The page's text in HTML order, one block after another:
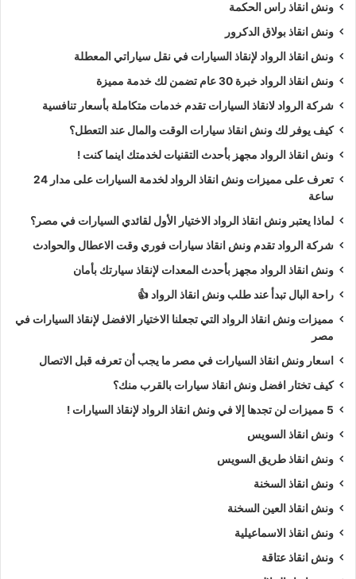
ونش انقاذ راس الحكمة
ونش انقاذ بولاق الدكرور
ونش انقاذ الرواد لإنقاذ السيارات في نقل سياراتي المعطلة
ونش انقاذ الرواد خبرة 30 عام تضمن لك خدمة مميزة
شركة الرواد لانقاذ السيارات تقدم خدمات متكاملة بأسعار تنافسية
كيف يوفر لك ونش انقاذ سيارات الوقت والمال عند التعطل؟
ونش انقاذ الرواد مجهز بأحدث التقنيات لخدمتك اينما كنت !
تعرف على مميزات ونش انقاذ الرواد لخدمة السيارات على مدار 24
ساعة
لماذا يعتبر ونش انقاذ الرواد الاختيار الأول لقائدي السيارات في مصر؟
شركة الرواد تقدم ونش انقاذ سيارات فوري وقت الاعطال والحوادث
ونش انقاذ الرواد مجهز بأحدث المعدات لإنقاذ سيارتك بأمان
راحة البال تبدأ عند طلب ونش انقاذ الرواد 👍
مميزات ونش انقاذ الرواد التي تجعلنا الاختيار الافضل لإنقاذ السيارات في
مصر
اسعار ونش انقاذ السيارات في مصر ما يجب أن تعرفه قبل الاتصال
كيف تختار افضل ونش انقاذ سيارات بالقرب منك؟
5 مميزات لن تجدها إلا في ونش انقاذ الرواد لإنقاذ السيارات !
ونش انقاذ السويس
ونش انقاذ طريق السويس
ونش انقاذ السخنة
ونش انقاذ العين السخنة
ونش انقاذ الاسماعيلية
ونش انقاذ عتاقة